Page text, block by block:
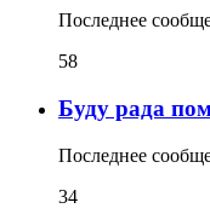
Последнее
58
Буду рада
Последнее
34